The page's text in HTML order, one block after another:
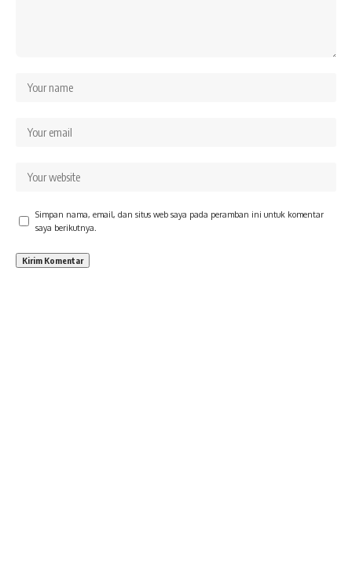
Simpan nama, email, dan situs web saya pada peramban ini untuk komentar
saya berikutnya.